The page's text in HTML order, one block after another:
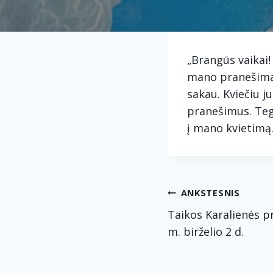
„Brangūs
mano
sakau. Kviečiu
pranešimus.
į mano
tarp
ANKSTESNIS
Taikos Karalienės
m. birželio 2 d.